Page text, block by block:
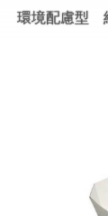
環境配慮型